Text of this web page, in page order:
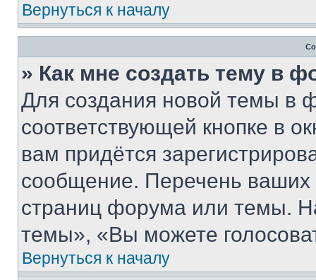
Вернуться к началу
» Как мне создать тему в
Для создания новой темы в
соответствующей кнопке в
вам придётся
сообщение. Перечень ваших
страниц форума или темы.
темы», «Вы можете
Вернуться к началу